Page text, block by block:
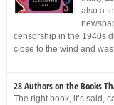
also a
censorship in the 1940s
close to the wind and
28 Authors on the Books
The right book, it’s said,